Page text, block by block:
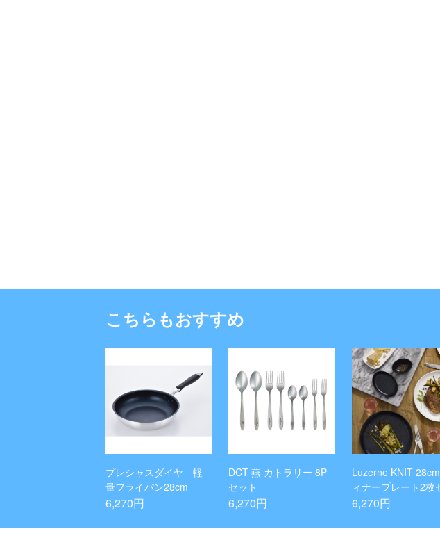
こちらもおすすめ
プレシャスダイヤ 軽
量フライパン28cm
6,270円
DCT 燕 カトラリー 8P
セット
6,270円
Luzerne KNIT
ィナープレート2枚
ト(パールホワイト)
6,270円